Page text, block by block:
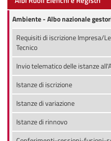
Ambiente - Albo nazionale
Requisiti di iscrizione Impresa/
Tecnico
Invio telematico delle istanze
Istanze di iscrizione
Istanze di variazione
Istanze di rinnovo